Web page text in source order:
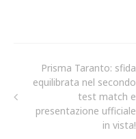
Prisma Taranto: sfida
equilibrata nel secondo
test match e
presentazione ufficiale
in vista!